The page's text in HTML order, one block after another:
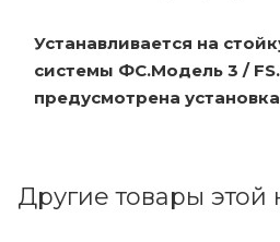
Устанавливается на
системы ФС.Модель 3 /
предусмотрена
Другие товары этой